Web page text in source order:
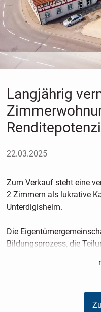
Langjährig
22.03.2025
Zum Verkauf steht eine
2 Zimmern als lukrative
Unterdigisheim.
Die
Bildungsprozess, die
die
Auf Kosten der
Warmwasserversorgung